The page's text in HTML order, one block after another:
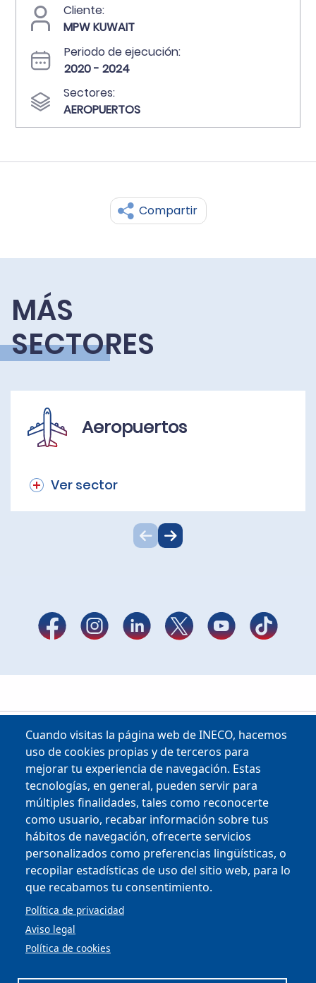
Cuando visitas la página web de INECO, hacemos
uso de cookies propias y de terceros para
mejorar tu experiencia de navegación. Estas
tecnologías, en general, pueden servir para
múltiples finalidades, tales como reconocerte
como usuario, recabar información sobre tus
hábitos de navegación, ofrecerte servicios
personalizados como preferencias lingüísticas, o
recopilar estadísticas de uso del sitio web, para lo
que recabamos tu consentimiento.
Política de privacidad
Aviso legal
Política de cookies
Cliente:
MPW KUWAIT
Periodo de ejecución:
2020 - 2024
Sectores:
AEROPUERTOS
Compartir
MÁS
SECTORES
Aeropuertos
Ver sector
Copyright © 2025
MENU FOOTER
PERFIL DEL CONTRATANTE
OFICINA VIRTUAL
COMPLIANCE Y ÉTICA
AVISO LEGAL
CONTACTO
PRIVACIDAD
COOKIES